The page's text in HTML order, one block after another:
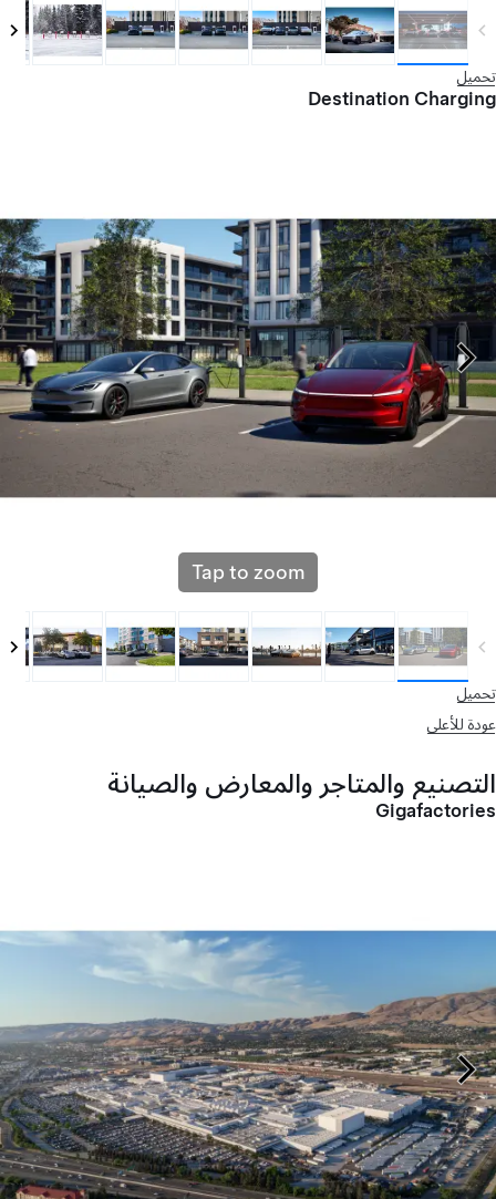
تحميل
Destination Charging
Tap to zoom
تحميل
عودة للأعلى
التصنيع والمتاجر والمعارض والصيانة
Gigafactories